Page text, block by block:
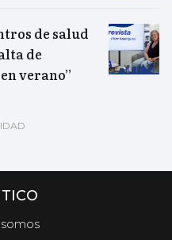
de salud
de
verano”